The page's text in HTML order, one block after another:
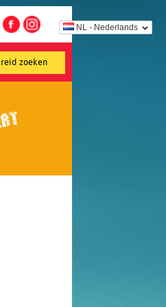
NL - Nederlands
zoeken